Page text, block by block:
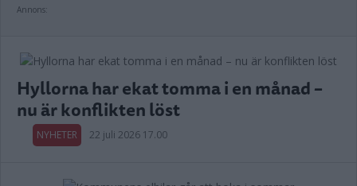
Annons:
Hyllorna har ekat tomma i en månad –
nu är konflikten löst
NYHETER 22 juli 2026 17.00